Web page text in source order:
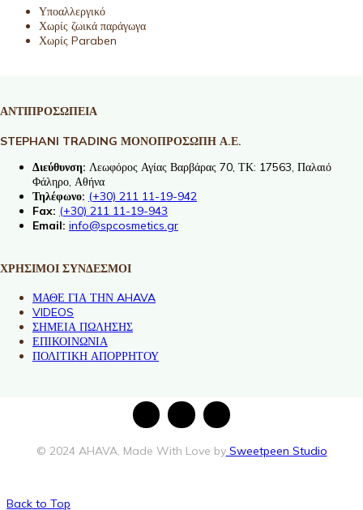
Υποαλλεργικό
Χωρίς ζωικά παράγωγα
Χωρίς Paraben
ΑΝΤΙΠΡΟΣΩΠΕΙΑ
STEPHANI TRADING ΜΟΝΟΠΡΟΣΩΠΗ Α.Ε.
Διεύθυνση: Λεωφόρος Αγίας Βαρβάρας 70, ΤΚ: 17563, Παλαιό
Φάληρο, Αθήνα
Τηλέφωνο: (+30) 211 11-19-942
Fax: (+30) 211 11-19-943
Email: info@spcosmetics.gr
ΧΡΗΣΙΜΟΙ ΣΥΝΔΕΣΜΟΙ
ΜΑΘΕ ΓΙΑ ΤΗΝ AHAVA
VIDEOS
ΣΗΜΕΙΑ ΠΩΛΗΣΗΣ
ΕΠΙΚΟΙΝΩΝΙΑ
ΠΟΛΙΤΙΚΗ ΑΠΟΡΡΗΤΟΥ
© 2024 AHAVA, Made With Love bySweetpeen Studio
Back to Top